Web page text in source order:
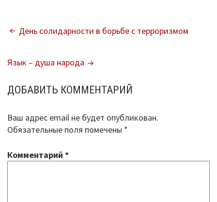
НАВИГАЦИЯ
ЗАПИСЯМ
День солидарности в борьбе с терроризмом
Язык – душа народа
ДОБАВИТЬ КОММЕНТАРИЙ
Ваш адрес email не будет опубликован.
Обязательные поля помечены *
Комментарий *